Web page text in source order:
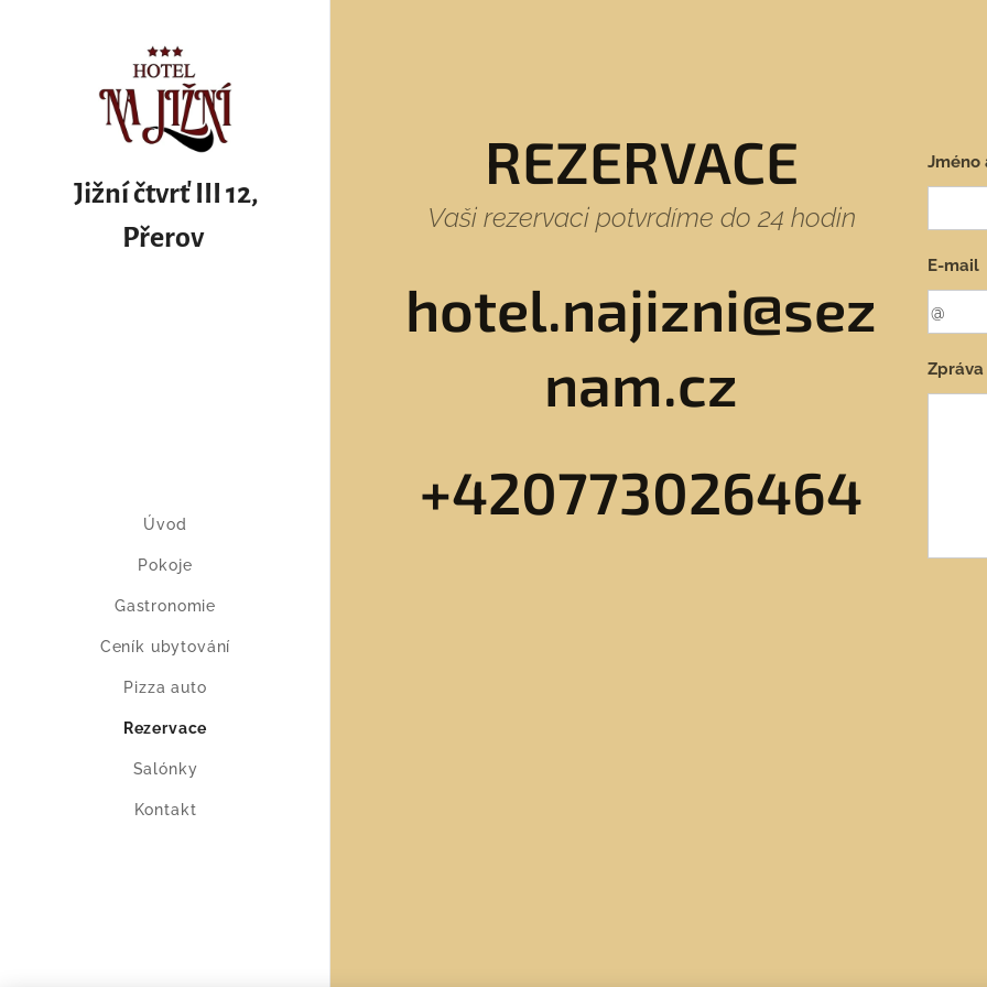
Jižní čtvrť III 12,
Přerov
Úvod
Pokoje
Gastronomie
Ceník ubytování
Pizza auto
Rezervace
Salónky
Kontakt
REZERVACE
Vaši rezervaci potvrdíme do 24 hodin
hotel.najizni@sez
nam.cz
+420773026464
Jméno
E-mail
Zpráva